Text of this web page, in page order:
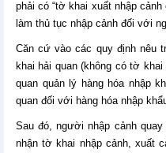
phải có “tờ khai xuất nhập
làm thủ tục nhập cảnh đối với
Căn cứ vào các quy định nêu
khai hải quan (không có tờ
quan quản lý hàng hóa nhập
quan đối với hàng hóa nhập
Sau đó, người nhập cảnh
nhận tờ khai nhập cảnh, xuất